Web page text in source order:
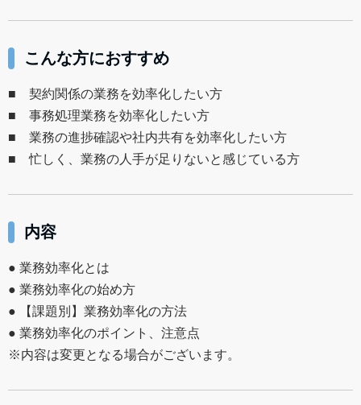
こんな方におすすめ
■ 契約関係の業務を効率化したい方
■ 事務処理業務を効率化したい方
■ 業務の進捗確認や社内共有を効率化したい方
■ 忙しく、業務の人手が足りないと感じている方
内容
● 業務効率化とは
● 業務効率化の始め方
● 【課題別】業務効率化の方法
● 業務効率化のポイント、注意点
※内容は変更となる場合がございます。